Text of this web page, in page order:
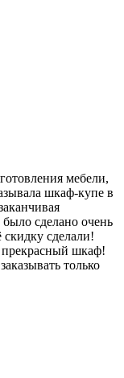
мебели,
шкаф-купе в
сделано очень
сделали!
прекрасный шкаф!
только